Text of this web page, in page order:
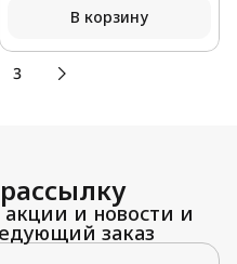
В корзину
3
и новости и
заказ